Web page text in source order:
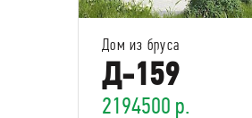
Дом из бруса
Д-159
2194500 р.